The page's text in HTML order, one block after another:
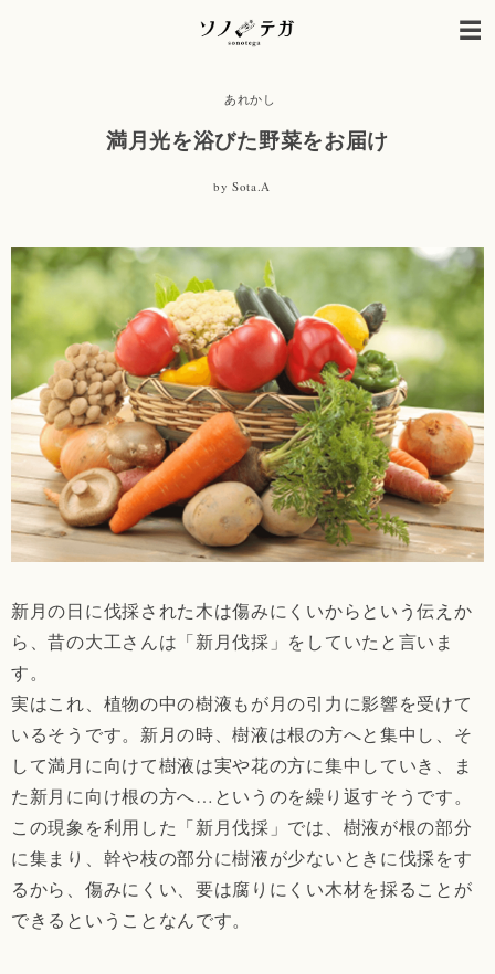
あれかし
満月光を浴びた野菜をお届け
by Sota.A
新月の日に伐採された木は傷みにくいからという伝えか
ら、昔の大工さんは「新月伐採」をしていたと言いま
す。
実はこれ、植物の中の樹液もが月の引力に影響を受けて
いるそうです。新月の時、樹液は根の方へと集中し、そ
して満月に向けて樹液は実や花の方に集中していき、ま
た新月に向け根の方へ…というのを繰り返すそうです。
この現象を利用した「新月伐採」では、樹液が根の部分
に集まり、幹や枝の部分に樹液が少ないときに伐採をす
るから、傷みにくい、要は腐りにくい木材を採ることが
できるということなんです。